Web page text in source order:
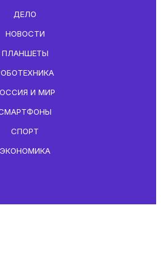
ДЕЛО
НОВОСТИ
ПЛАНШЕТЫ
И МИР
СПОРТ
ЭКОНОМИКА